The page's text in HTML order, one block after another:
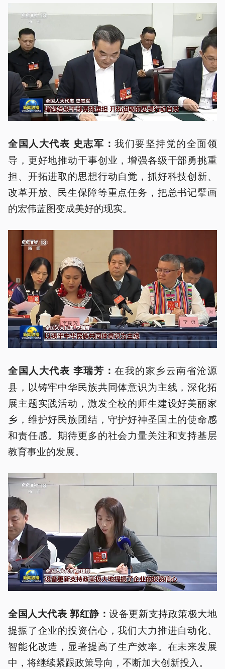
全国人大代表 史志军：我们要坚持党的全面领
导，更好地推动干事创业，增强各级干部勇挑重
担、开拓进取的思想行动自觉，抓好科技创新、
改革开放、民生保障等重点任务，把总书记擘画
的宏伟蓝图变成美好的现实。
全国人大代表 李瑞芳：在我的家乡云南省沧源
县，以铸牢中华民族共同体意识为主线，深化拓
展主题实践活动，激发全校的师生建设好美丽家
乡，维护好民族团结，守护好神圣国土的使命感
和责任感。期待更多的社会力量关注和支持基层
教育事业的发展。
全国人大代表 郭红静：设备更新支持政策极大地
提振了企业的投资信心，我们大力推进自动化、
智能化改造，显著提高了生产效率。在未来发展
中，将继续紧跟政策导向，不断加大创新投入。